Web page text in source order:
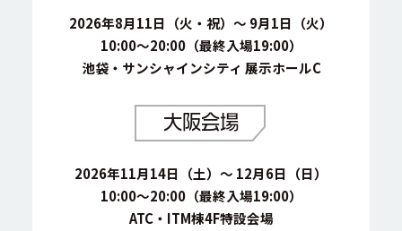
2026年8月11日（火・祝）～ 9月1日（火）
10:00～20:00（最終入場19:00）
池袋・サンシャインシティ 展示ホールC
大阪会場
2026年11月14日（土）～ 12月6日（日）
10:00～20:00（最終入場19:00）
ATC・ITM棟4F特設会場